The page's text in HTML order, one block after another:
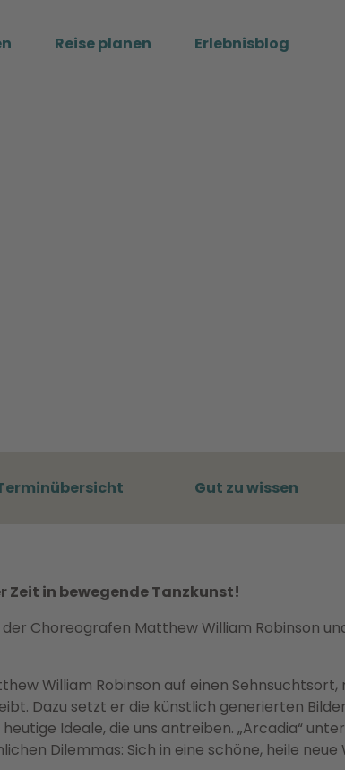
Reise planen Erlebnisblog
Gut zu wissen
Zeit in bewegende Tanzkunst!
Choreografen Matthew William Robinson
William Robinson auf einen Sehnsuchtsort,
Dazu setzt er die künstlich generierten
Ideale, die uns antreiben. „Arcadia“
Dilemmas: Sich in eine schöne, heile neue